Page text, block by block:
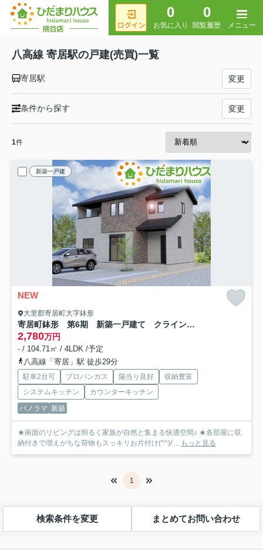
0
お気に入り
0
閲覧履歴 メニュー
八高線 寄居駅の戸建(売買)一覧
寄居駅 変更
条件から探す 変更
1件
新築一戸建
NEW
大里郡寄居町大字鉢形
寄居町鉢形 第6期 新築一戸建て クライン 01
2,780万円
- / 104.71㎡ / 4LDK /予定
八高線「寄居」駅 徒歩29分
駐車2台可 プロパンガス 陽当り良好
収納豊富
システムキッチン
カウンターキッチン
パノラマ 新築
★南面のリビングは明るく家族が自然と集まる快適空間♪ ★各部屋に収
納付きで増えがちな荷物もスッキリお片付け(^^)/ ...
もっと見る
1
検索条件を変更 まとめてお問い合わせ